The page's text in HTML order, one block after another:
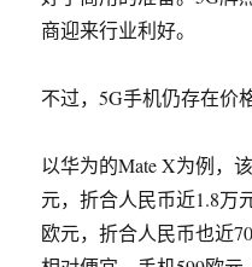
商迎来行业利好。
不过，5G手机仍存在价
以华为的Mate X为例，
元，折合人民币近1.8万
欧元，折合人民币也近